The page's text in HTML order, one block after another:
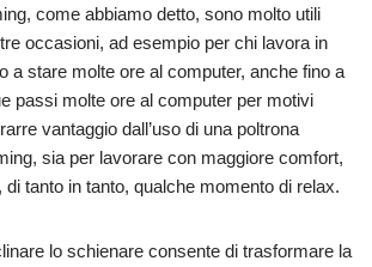
come abbiamo detto, sono molto utili
occasioni, ad esempio per chi lavora in
a stare molte ore al computer, anche fino a
passi molte ore al computer per motivi
vantaggio dall’uso di una poltrona
sia per lavorare con maggiore comfort,
tanto in tanto, qualche momento di relax.
lo schienare consente di trasformare la